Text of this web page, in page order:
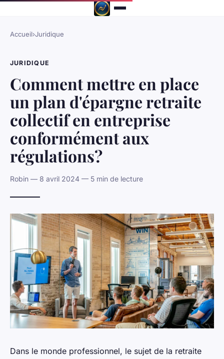
Accueil›Juridique
JURIDIQUE
Comment mettre en place
un plan d'épargne retraite
collectif en entreprise
conformément aux
régulations?
Robin — 8 avril 2024 — 5 min de lecture
Dans le monde professionnel, le sujet de la retraite